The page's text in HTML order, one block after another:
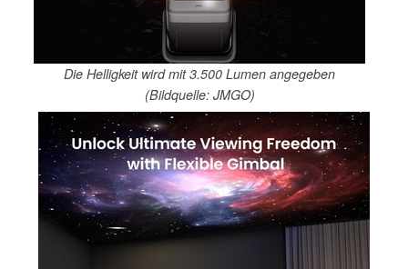
Die Helligkeit wird mit 3.500 Lumen angegeben
(Bildquelle: JMGO)